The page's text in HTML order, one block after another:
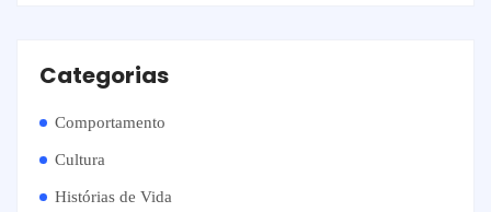
Categorias
Comportamento
Cultura
Histórias de Vida